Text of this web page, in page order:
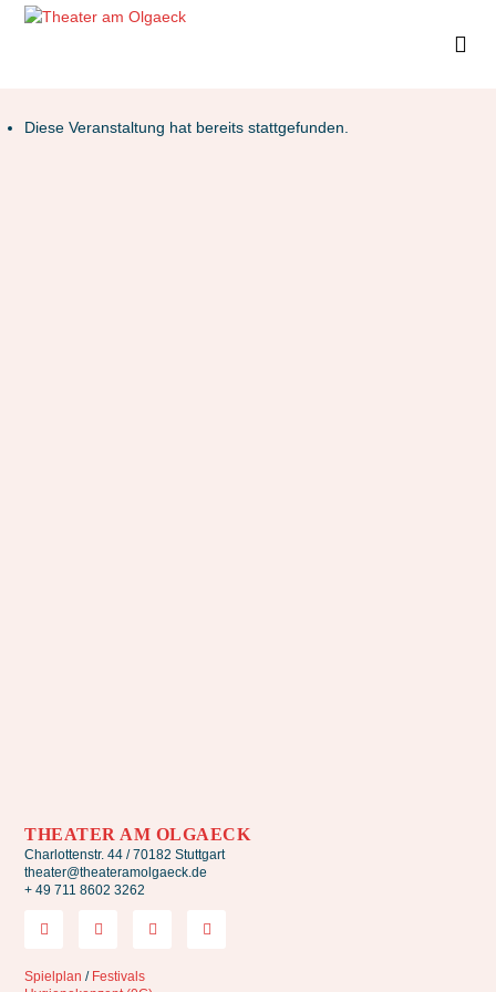
Diese Veranstaltung hat bereits stattgefunden.
THEATER AM OLGAECK
Charlottenstr. 44 / 70182 Stuttgart
theater@theateramolgaeck.de
+ 49 711 8602 3262
Spielplan / Festivals